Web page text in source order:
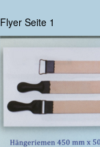
Flyer Seite 1